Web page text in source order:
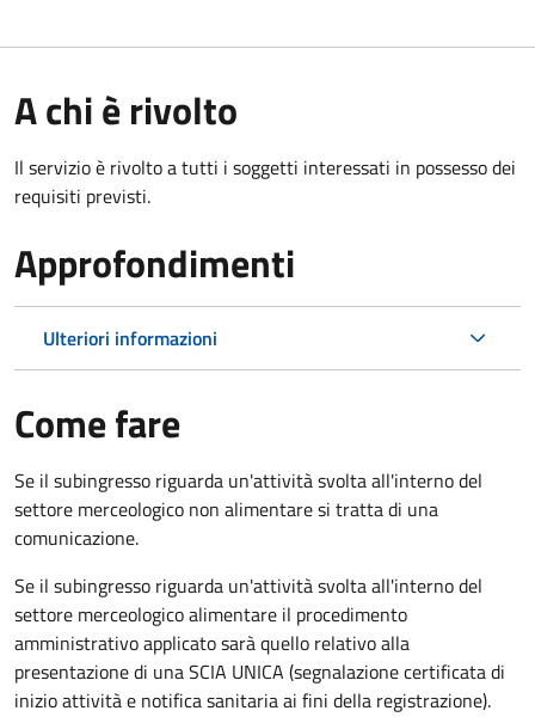
A chi è rivolto
Il servizio è rivolto a tutti i soggetti interessati in possesso dei
requisiti previsti.
Approfondimenti
Ulteriori informazioni
Come fare
Se il subingresso riguarda un'attività svolta all'interno del
settore merceologico non alimentare si tratta di una
comunicazione.
Se il subingresso riguarda un'attività svolta all'interno del
settore merceologico alimentare il procedimento
amministrativo applicato sarà quello relativo alla
presentazione di una SCIA UNICA (segnalazione certificata di
inizio attività e notifica sanitaria ai fini della registrazione).